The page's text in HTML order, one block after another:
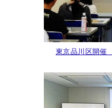
東京品川区開催